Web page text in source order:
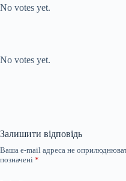
No votes yet.
No votes yet.
Залишити відповідь
Ваша e-mail адреса не
позначені *